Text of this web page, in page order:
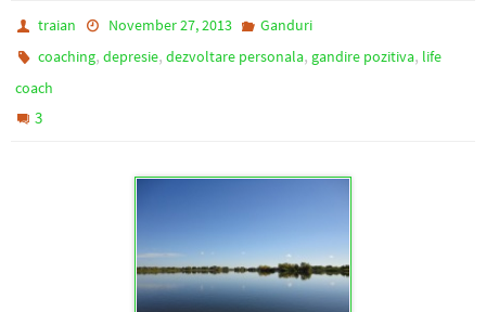
traian November 27, 2013
Ganduri
coaching,depresie,dezvoltare personala, gandire pozitiva, life
coach
3